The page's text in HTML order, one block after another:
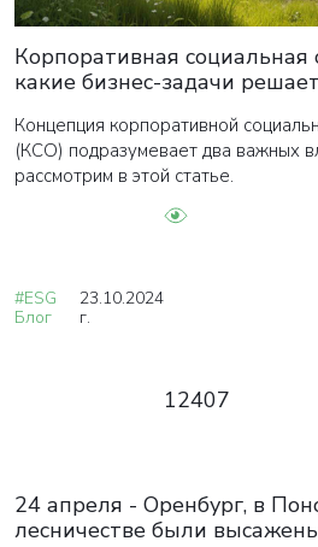
Корпоративная социальная
какие бизнес-задачи
Концепция корпоративной
(КСО) подразумевает два важных
рассмотрим в этой статье.
#ESG
Блог
23.10.2024
г.
12407
24 апреля - Оренбург, в
лесничестве были